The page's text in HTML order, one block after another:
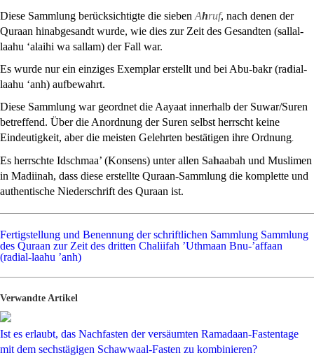
Diese Sammlung berücksichtigte die sieben Ahruf, nach denen der
Quraan hinabgesandt wurde, wie dies zur Zeit des Gesandten (sallal-
laahu ‘alaihi wa sallam) der Fall war.
Es wurde nur ein einziges Exemplar erstellt und bei Abu-bakr (radial-
laahu ‘anh) aufbewahrt.
Diese Sammlung war geordnet die Aayaat innerhalb der Suwar/Suren
betreffend. Über die Anordnung der Suren selbst herrscht keine
Eindeutigkeit, aber die meisten Gelehrten bestätigen ihre Ordnung.
Es herrschte Idschmaa’ (Konsens) unter allen Sahaabah und Muslimen
in Madiinah, dass diese erstellte Quraan-Sammlung die komplette und
authentische Niederschrift des Quraan ist.
Fertigstellung und Benennung der schriftlichen Sammlung Sammlung
des Quraan zur Zeit des dritten Chaliifah ’Uthmaan Bnu-’affaan
(radial-laahu ’anh)
Verwandte Artikel
Ist es erlaubt, das Nachfasten der versäumten Ramadaan-Fastentage
mit dem sechstägigen Schawwaal-Fasten zu kombinieren?